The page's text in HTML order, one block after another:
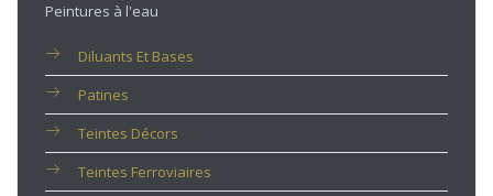
Peintures à l'eau
Diluants Et Bases
Patines
Teintes Décors
Teintes Ferroviaires